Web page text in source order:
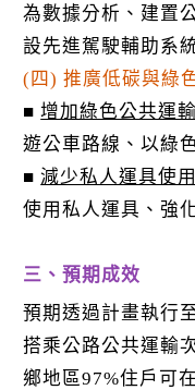
為數據分析、建置
設先進駕駛輔助系
(四) 推廣低碳與綠
■增加綠色公共運
遊公車路線、以綠
■減少私人運具使用
使用私人運具、強
三、預期成效
預期透過計畫執行
搭乘公路公共運輸
鄉地區97%住戶可